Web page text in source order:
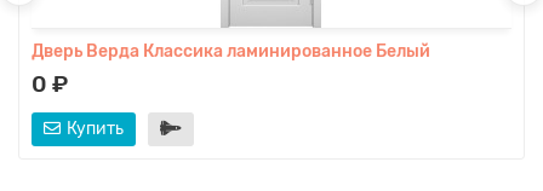
Дверь Верда Классика ламинированное Белый
0 ₽
Купить